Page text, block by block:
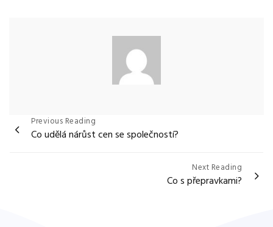
Navigace
pro
Previous Reading
Co udělá nárůst cen se společností?
Next Reading
Co s přepravkami?